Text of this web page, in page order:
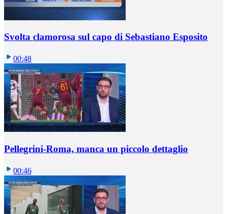
Svolta clamorosa sul capo di Sebastiano Esposito
00:48
Pellegrini-Roma, manca un piccolo dettaglio
00:46